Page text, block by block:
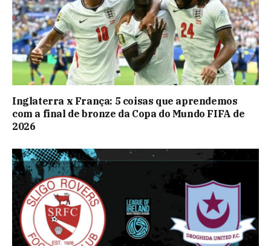
Inglaterra x França: 5 coisas que aprendemos
com a final de bronze da Copa do Mundo FIFA de
2026